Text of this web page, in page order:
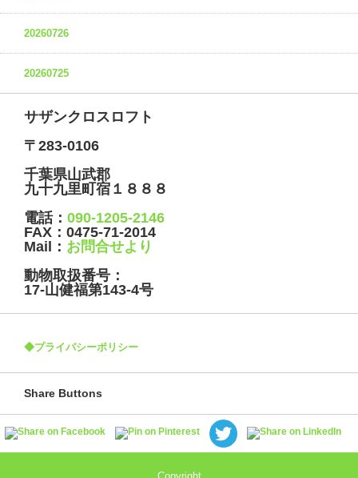
20260726
20260725
サザンクロスロフト
〒283-0106
千葉県山武郡
九十九里町宿１８８８
電話： 090-1205-2146
FAX： 0475-71-2014
Mail： お問合せより
動物取扱番号：
17-山健福第143-4号
◆プライバシーポリシー
Share Buttons